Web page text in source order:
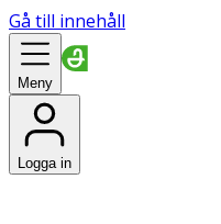
Gå till innehåll
Meny
Logga in